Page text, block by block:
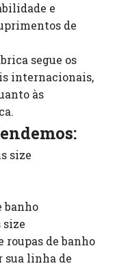
e
de
segue os
internacionais,
às
size
banho
size
roupas de banho
sua linha de